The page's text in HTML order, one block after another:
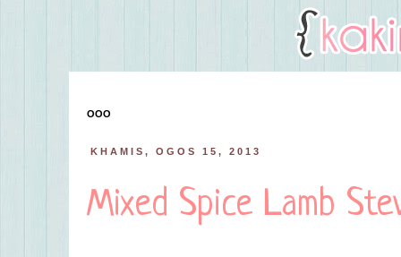
OOO
KHAMIS, OGOS 15, 2013
Mixed Spice Lamb